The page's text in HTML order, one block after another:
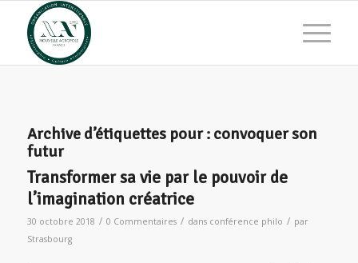
Archive d’étiquettes pour : convoquer son
futur
Transformer sa vie par le pouvoir de
l’imagination créatrice
30 octobre 2018 / 0 Commentaires / dans conférence philo / par
Strasbourg